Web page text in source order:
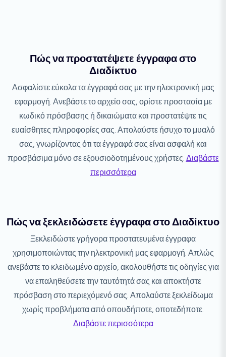
Πώς να προστατέψετε έγγραφα στο
Διαδίκτυο
Ασφαλίστε εύκολα τα έγγραφά σας με την ηλεκτρονική μας
εφαρμογή. Ανεβάστε το αρχείο σας, ορίστε προστασία με
κωδικό πρόσβασης ή δικαιώματα και προστατέψτε τις
ευαίσθητες πληροφορίες σας. Απολαύστε ήσυχο το μυαλό
σας, γνωρίζοντας ότι τα έγγραφά σας είναι ασφαλή και
προσβάσιμα μόνο σε εξουσιοδοτημένους χρήστες.Διαβάστε
περισσότερα
Πώς να ξεκλειδώσετε έγγραφα στο Διαδίκτυο
Ξεκλειδώστε γρήγορα προστατευμένα έγγραφα
χρησιμοποιώντας την ηλεκτρονική μας εφαρμογή. Απλώς
ανεβάστε το κλειδωμένο αρχείο, ακολουθήστε τις οδηγίες για
να επαληθεύσετε την ταυτότητά σας και αποκτήστε
πρόσβαση στο περιεχόμενό σας. Απολαύστε ξεκλείδωμα
χωρίς προβλήματα από οπουδήποτε, οποτεδήποτε.
Διαβάστε περισσότερα